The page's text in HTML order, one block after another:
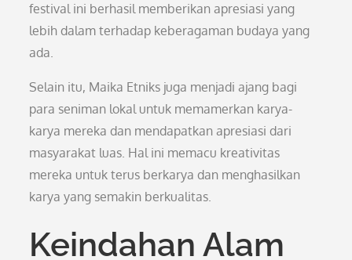
festival ini berhasil memberikan apresiasi yang
lebih dalam terhadap keberagaman budaya yang
ada.
Selain itu, Maika Etniks juga menjadi ajang bagi
para seniman lokal untuk memamerkan karya-
karya mereka dan mendapatkan apresiasi dari
masyarakat luas. Hal ini memacu kreativitas
mereka untuk terus berkarya dan menghasilkan
karya yang semakin berkualitas.
Keindahan Alam